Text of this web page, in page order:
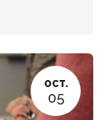
OCT.
05